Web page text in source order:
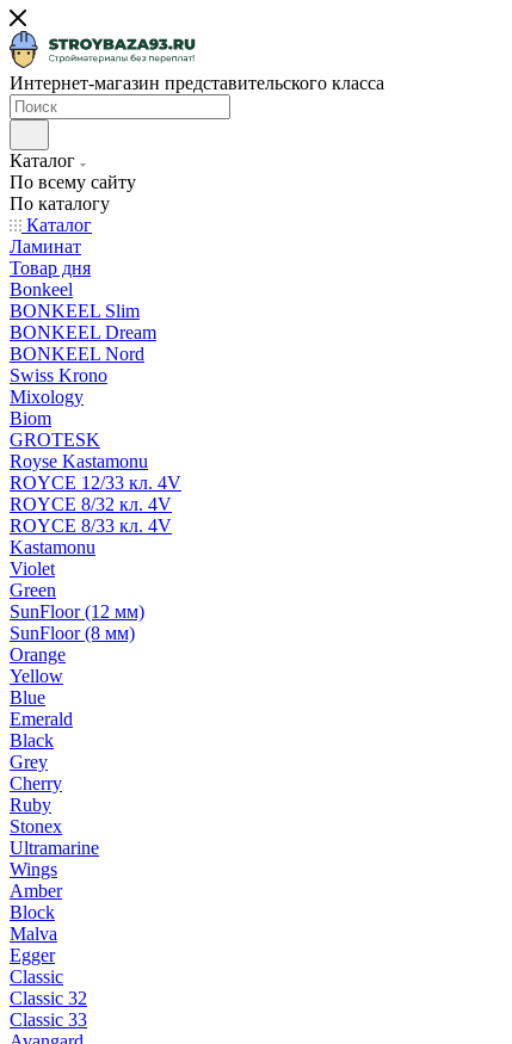
Интернет-магазин представительского класса
Каталог
По всему сайту
По каталогу
Каталог
Ламинат
Товар дня
Bonkeel
BONKEEL Slim
BONKEEL Dream
BONKEEL Nord
Swiss Krono
Mixology
Biom
GROTESK
Royse Kastamonu
ROYCE 12/33 кл. 4V
ROYCE 8/32 кл. 4V
ROYCE 8/33 кл. 4V
Kastamonu
Violet
Green
SunFloor (12 мм)
SunFloor (8 мм)
Orange
Yellow
Blue
Emerald
Black
Grey
Cherry
Ruby
Stonex
Ultramarine
Wings
Amber
Block
Malva
Egger
Classic
Classic 32
Classic 33